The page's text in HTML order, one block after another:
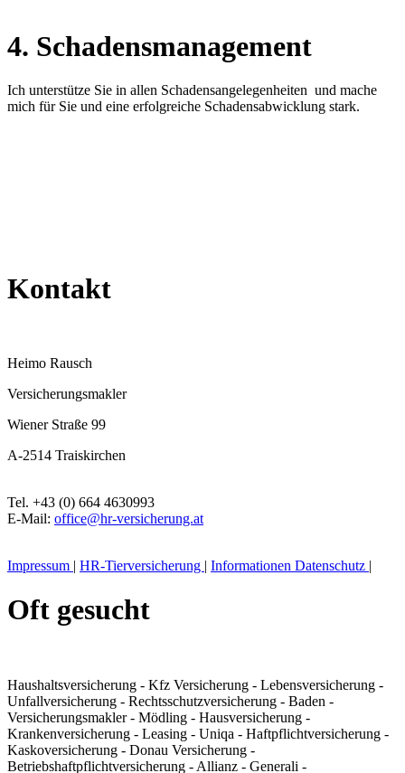
4. Schadensmanagement
Ich unterstütze Sie in allen Schadensangelegenheiten und mache
mich für Sie und eine erfolgreiche Schadensabwicklung stark.
Kontakt
Heimo Rausch
Versicherungsmakler
Wiener Straße 99
A-2514 Traiskirchen
Tel. +43 (0) 664 4630993
E-Mail: office@hr-versicherung.at
Impressum | HR-Tierversicherung | Informationen Datenschutz |
Oft gesucht
Haushaltsversicherung - Kfz Versicherung - Lebensversicherung -
Unfallversicherung - Rechtsschutzversicherung - Baden -
Versicherungsmakler - Mödling - Hausversicherung -
Krankenversicherung - Leasing - Uniqa - Haftpflichtversicherung -
Kaskoversicherung - Donau Versicherung -
Betriebshaftpflichtversicherung - Allianz - Generali -